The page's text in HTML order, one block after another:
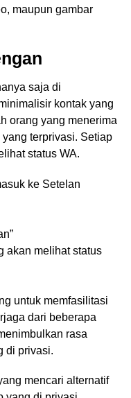
maupun gambar
saja di
kontak yang
orang yang menerima
terprivasi. Setiap
status WA.
ke Setelan
akan melihat status
untuk memfasilitasi
dari beberapa
rasa
di privasi.
mencari alternatif